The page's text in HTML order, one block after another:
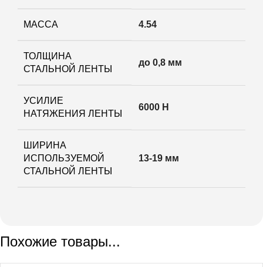
МАССА 4.54
ТОЛЩИНА
СТАЛЬНОЙ ЛЕНТЫ
до 0,8 мм
УСИЛИЕ
НАТЯЖЕНИЯ ЛЕНТЫ
6000 Н
ШИРИНА
ИСПОЛЬЗУЕМОЙ
СТАЛЬНОЙ ЛЕНТЫ
13-19 мм
Похожие товары...